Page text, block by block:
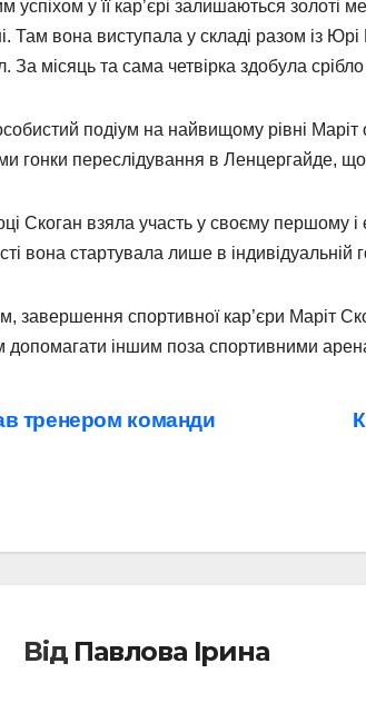
у її кар’єрі залишаються золоті
Там вона виступала у складі разом із Юрі
За місяць та сама четвірка здобула
подіум на найвищому рівні Маріт
гонки переслідування в Ленцергайде,
Скоган взяла участь у своєму першому і
вона стартувала лише в індивідуальній
завершення спортивної кар’єри Маріт
допомагати іншим поза спортивними
тренером команди
Від Павлова Ірина